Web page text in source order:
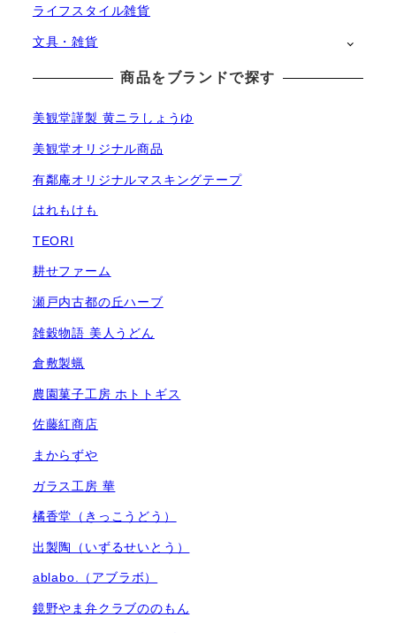
ライフスタイル雑貨
文具・雑貨
商品をブランドで探す
美観堂謹製 黄ニラしょうゆ
美観堂オリジナル商品
有鄰庵オリジナルマスキングテープ
はれもけも
TEORI
耕せファーム
瀬戸内古都の丘ハーブ
雑穀物語 美人うどん
倉敷製蝋
農園菓子工房 ホトトギス
佐藤紅商店
まからずや
ガラス工房 華
橘香堂（きっこうどう）
出製陶（いずるせいとう）
ablabo.（アブラボ）
鏡野やま弁クラブののもん